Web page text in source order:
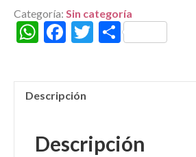
(Primer
pago)
cantidad
Categoría: Sin categoría
W
at
s
p
F
e
b
o
T
itt
C
m
ti
Descripción
Descripción